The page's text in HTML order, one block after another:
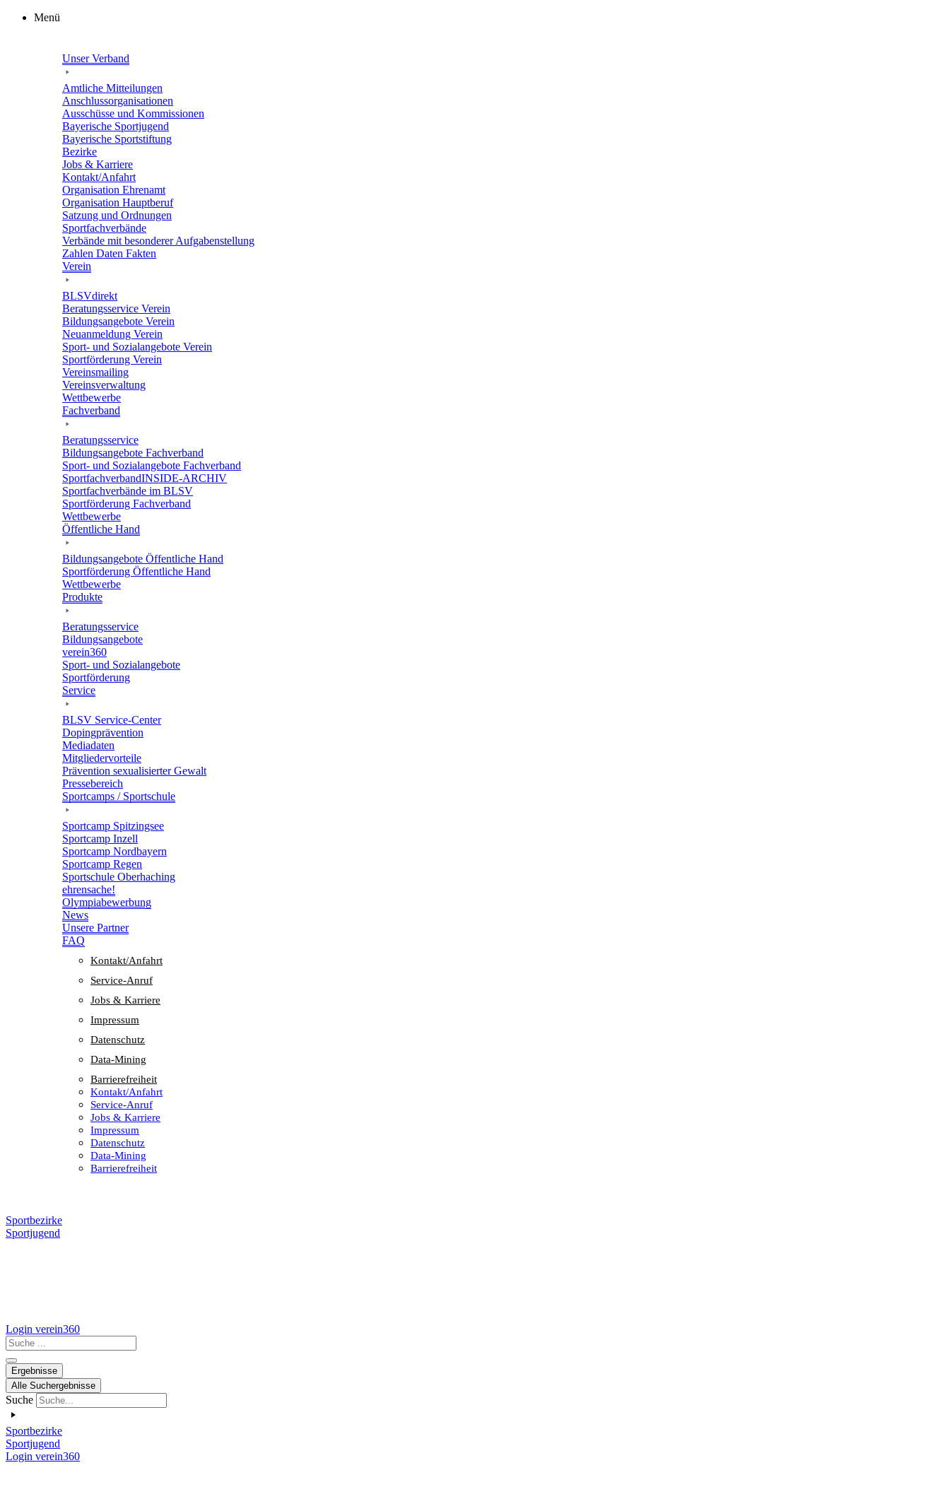
Zum
Menü
Unser Verband
Amtli­che Mitteilungen
Anschluss­or­ga­ni­sa­tio­nen
Ausschüsse und Kommissionen
Baye­ri­sche Sportjugend
Baye­ri­sche Sportstiftung
Bezirke
Jobs & Karriere
Kontakt/​​Anfahrt
Orga­ni­sa­tion Ehrenamt
Orga­ni­sa­tion Hauptberuf
Satzung und Ordnungen
Sport­fach­ver­bände
Verbände mit beson­de­rer Aufgabenstellung
Zahlen Daten Fakten
Verein
BLSVdi­rekt
Bera­tungs­ser­vice Verein
Bildungs­an­ge­bote Verein
Neuan­mel­dung Verein
Sport- und Sozi­al­an­ge­bote Verein
Sport­för­de­rung Verein
Vereins­mai­ling
Vereins­ver­wal­tung
Wett­be­werbe
Fach­ver­band
Bera­tungs­ser­vice
Bildungs­an­ge­bote Fachverband
Sport- und Sozi­al­an­ge­bote Fachverband
Sport­fach­ver­ban­d­IN­SIDE-ARCHIV
Sport­fach­ver­bände im BLSV
Sport­för­de­rung Fachverband
Wett­be­werbe
Öffent­li­che Hand
Bildungs­an­ge­bote Öffent­li­che Hand
Sport­för­de­rung Öffent­li­che Hand
Wett­be­werbe
Produkte
Bera­tungs­ser­vice
Bildungs­an­ge­bote
verein360
Sport- und Sozialangebote
Sport­för­de­rung
Service
BLSV Service-Center
Doping­prä­ven­tion
Media­da­ten
Mitglie­der­vor­teile
Präven­tion sexua­li­sier­ter Gewalt
Pres­se­be­reich
Sport­camps / Sportschule
Sport­camp Spitzingsee
Sport­camp Inzell
Sport­camp Nordbayern
Sport­camp Regen
Sport­schule Oberhaching
ehren­sa­che!
Olym­pia­be­wer­bung
News
Unsere Part­ner
FAQ
Kontakt/​​Anfahrt
Service-Anruf
Jobs & Karriere
Impres­sum
Daten­schutz
Data-Mining
Barrie­re­frei­heit
Kontakt/​​Anfahrt
Service-Anruf
Jobs & Karriere
Impres­sum
Daten­schutz
Data-Mining
Barrie­re­frei­heit
Sportbezirke
Sportjugend
Login verein360
Search
...
Ergebnisse
Alle Suchergebnisse
Suche
Sportbezirke
Sportjugend
Login verein360